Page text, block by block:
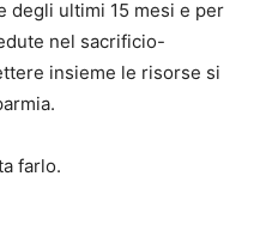
degli ultimi 15 mesi e per
nel sacrificio-
insieme le risorse si
farlo.